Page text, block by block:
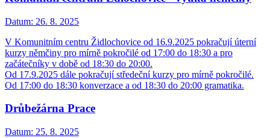
Datum: 26. 8. 2025
V Komunitním centru Židlochovice od 16.9.2025 pokračují úterní
kurzy němčiny pro mírně pokročilé od 17:00 do 18:30 a pro
začátečníky v době od 18:30 do 20:00.
Od 17.9.2025 dále pokračují středeční kurzy pro mírně pokročilé.
Od 17:00 do 18:30 konverzace a od 18:30 do 20:00 gramatika.
Drůbežárna Prace
Datum: 25. 8. 2025